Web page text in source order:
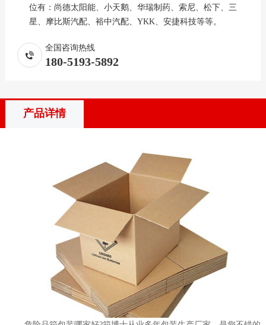
位有：尚德太阳能、小天鹅、华瑞制药、索尼、松下、三
星、摩比斯汽配、裕中汽配、YKK、安捷科技等等。
全国咨询热线
180-5193-5892
产品详情